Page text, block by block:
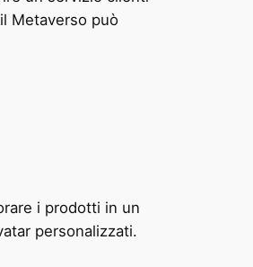
Metaverso può
i prodotti in un
personalizzati.